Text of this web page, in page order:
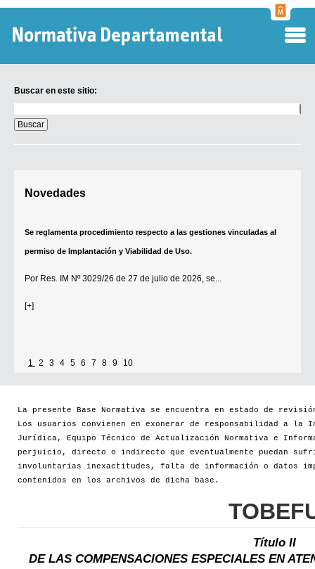
Buscar en este sitio:
en
este
sitio:
Novedades
Se reglamenta procedimiento respecto a las gestiones vinculadas al
permiso de Implantación y Viabilidad de Uso.
Por Res. IM Nº 3029/26 de 27 de julio de 2026, se...
[+]
1 2 3 4 5 6 7 8 9 10
La presente Base Normativa se encuentra en estado de
Los usuarios convienen en exonerar de responsabilidad a la
Jurídica, Equipo Técnico de Actualización Normativa e
perjuicio, directo o indirecto que eventualmente puedan
involuntarias inexactitudes, falta de información o datos
contenidos en los archivos de dicha base.
Título II
DE LAS COMPENSACIONES ESPECIALES EN